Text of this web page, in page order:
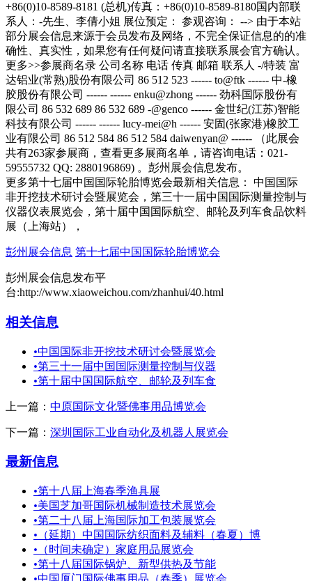
更多第十七届中国国际轮胎博览会最新相关信息： 中国国际
非开挖技术研讨会暨展览会，第三十一届中国国际测量控制与
仪器仪表展览会，第十届中国国际航空、邮轮及列车食品饮料
展（上海站），
彭州展会信息 第十七届中国国际轮胎博览会
彭州展会信息发布平
台:http://www.xiaoweichou.com/zhanhui/40.html
相关信息
•中国国际非开挖技术研讨会暨展览会
•第三十一届中国国际测量控制与仪器
•第十届中国国际航空、邮轮及列车食
上一篇： 中原国际文化暨佛事用品博览会
下一篇： 深圳国际工业自动化及机器人展览会
最新信息
•第十八届上海春季渔具展
•美国芝加哥国际机械制造技术展览会
•第二十八届上海国际加工包装展览会
• （延期）中国国际纺织面料及辅料（春夏）博
• （时间未确定）家庭用品展览会
•第十八届国际锅炉、新型供热及节能
•中国厦门国际佛事用品（春季）展览会